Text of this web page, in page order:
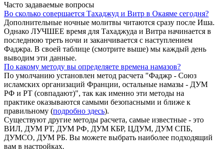
Часто задаваемые вопросы
Во сколько совершается Тахаджуд и Витр в Окаяме сегодня?
Дополнительные ночные молитвы читаются сразу после Иша.
Однако ЛУЧШЕЕ время для Тахаджуда и Витра начинается в
последнюю треть ночи и заканчивается с наступлением
Фаджра. В своей таблице (смотрите выше) мы каждый день
выводим эти данные.
По какому методу вы определяете времена намазов?
По умолчанию установлен метод расчета "Фаджр - Союз
исламских организаций Франции, остальные намазы - ДУМ
РФ и РТ (совпадают)", так как именно эти методы на
практике оказываются самыми безопасными и ближе к
правильному (подробно здесь).
Существуют другие методы расчета, самые известные - это
ВИЛ, ДУМ РТ, ДУМ РФ, ДУМ КБР, ЦДУМ, ДУМ СПБ,
ДУМСО, ДУМ РБ. Вы можете выбрать наиболее подходящий
вам в настройках.